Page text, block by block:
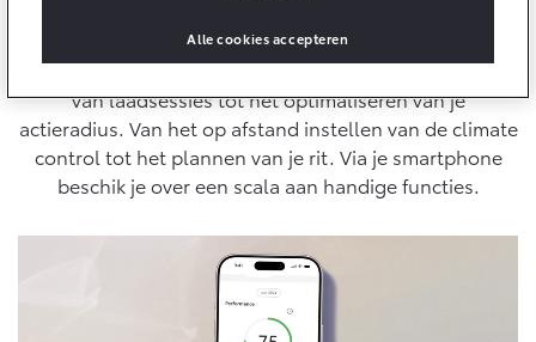
Schade & Glasherstel
Toyota fabrieksgarantie
10 jaar Toyota garantie
10 jaar batterijgarantie
Remote Services maakt de app het leven onderweg
gemakkelijker, veiliger en plezieriger. Van het plannen
van laadsessies tot het optimaliseren van je
actieradius. Van het op afstand instellen van de climate
control tot het plannen van je rit. Via je smartphone
beschik je over een scala aan handige functies.
Alle cookies accepteren